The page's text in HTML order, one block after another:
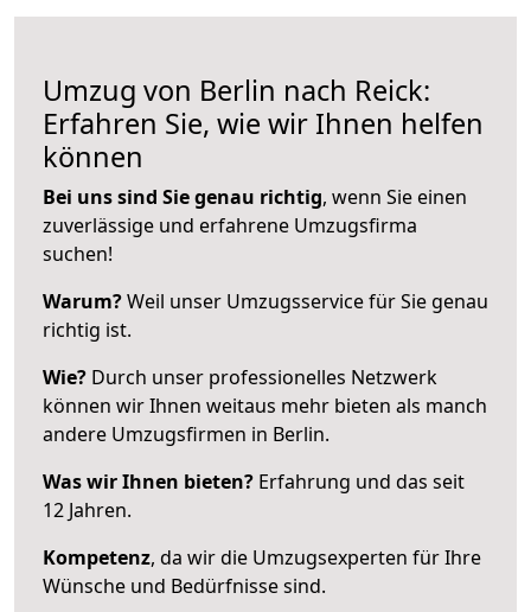
Umzug von Berlin nach Reick:
Erfahren Sie, wie wir Ihnen helfen
können
Bei uns sind Sie genau richtig, wenn Sie einen
zuverlässige und erfahrene Umzugsfirma
suchen!
Warum?Weil unser Umzugsservice für Sie genau
richtig ist.
Wie? Durch unser professionelles Netzwerk
können wir Ihnen weitaus mehr bieten als manch
andere Umzugsfirmen in Berlin.
Was wir Ihnen bieten? Erfahrung und das seit
12 Jahren.
Kompetenz, da wir die Umzugsexperten für Ihre
Wünsche und Bedürfnisse sind.